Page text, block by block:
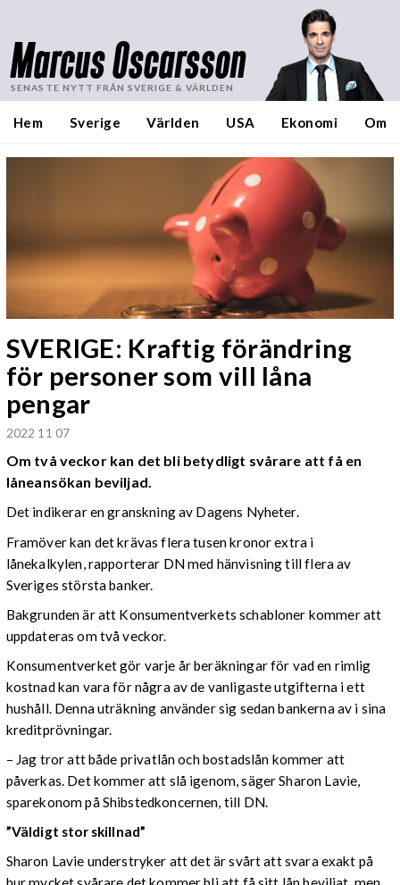
Marcus Oscarsson
SENASTE NYTT FRÅN SVERIGE & VÄRLDEN
Hem Sverige Världen USA Ekonomi Om
SVERIGE: Kraftig förändring
för personer som vill låna
pengar
2022 11 07
Om två veckor kan det bli betydligt svårare att få en
låneansökan beviljad.
Det indikerar en granskning av Dagens Nyheter.
Framöver kan det krävas flera tusen kronor extra i
lånekalkylen, rapporterar DN med hänvisning till flera av
Sveriges största banker.
Bakgrunden är att Konsumentverkets schabloner kommer att
uppdateras om två veckor.
Konsumentverket gör varje år beräkningar för vad en rimlig
kostnad kan vara för några av de vanligaste utgifterna i ett
hushåll. Denna uträkning använder sig sedan bankerna av i sina
kreditprövningar.
– Jag tror att både privatlån och bostadslån kommer att
påverkas. Det kommer att slå igenom, säger Sharon Lavie,
sparekonom på Shibstedkoncernen, till DN.
”Väldigt stor skillnad”
Sharon Lavie understryker att det är svårt att svara exakt på